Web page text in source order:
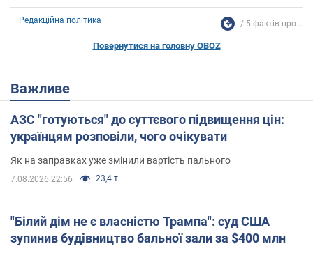
Редакційна політика 5 фактів про...
Повернутися на головну OBOZ
Важливе
АЗС "готуються" до суттєвого підвищення цін:
українцям розповіли, чого очікувати
Як на заправках уже змінили вартість пального
7.08.2026 22:56 23,4 т.
"Білий дім не є власністю Трампа": суд США
зупинив будівництво бальної зали за $400 млн